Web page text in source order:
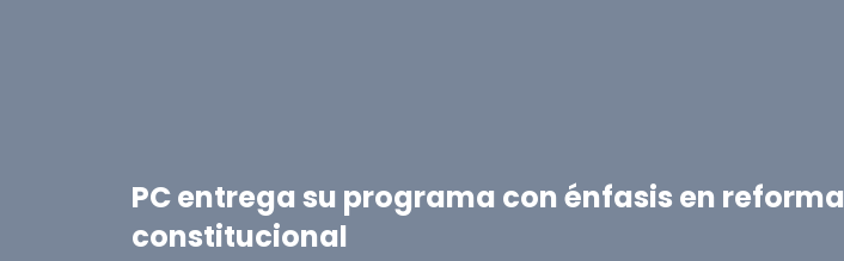
PC entrega su programa con énfasis en reforma
constitucional